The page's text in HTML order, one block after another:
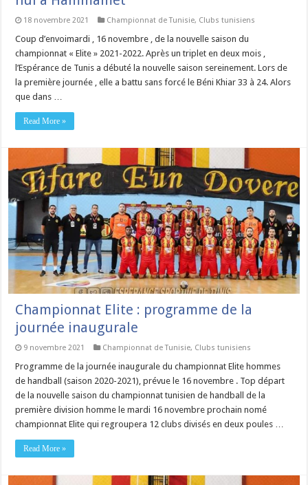
18 novembre 2021 Championnat de Tunisie, Clubs tunisiens
Coup d’envoimardi , 16 novembre , de la nouvelle saison du
championnat « Elite » 2021-2022. Après un triplet en deux mois ,
l’Espérance de Tunis a débuté la nouvelle saison sereinement. Lors de
la première journée , elle a battu sans forcé le Béni Khiar 33 à 24. Alors
que dans …
Read More »
Championnat Elite : programme de la
journée inaugurale
9 novembre 2021 Championnat de Tunisie, Clubs tunisiens
Programme de la journée inaugurale du championnat Elite hommes
de handball (saison 2020-2021), prévue le 16 novembre . Top départ
de la nouvelle saison du championnat tunisien de handball de la
première division homme le mardi 16 novembre prochain nomé
championnat Elite qui regroupera 12 clubs divisés en deux poules …
Read More »